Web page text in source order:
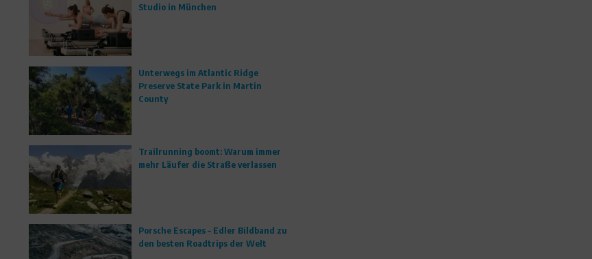
Studio in München
Unterwegs im Atlantic Ridge
Preserve State Park in Martin
County
Trailrunning boomt: Warum immer
mehr Läufer die Straße verlassen
Porsche Escapes – Edler Bildband zu
den besten Roadtrips der Welt